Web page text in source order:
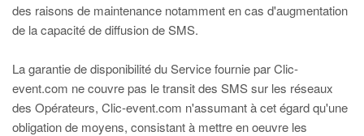
des raisons de maintenance notamment en cas d'augmentation
de la capacité de diffusion de SMS.
La garantie de disponibilité du Service fournie par Clic-
event.com ne couvre pas le transit des SMS sur les réseaux
des Opérateurs, Clic-event.com n'assumant à cet égard qu'une
obligation de moyens, consistant à mettre en oeuvre les